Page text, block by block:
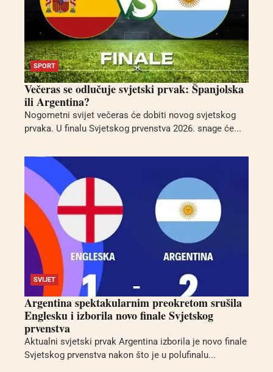
SPORT
Večeras se odlučuje svjetski prvak: Španjolska
ili Argentina?
Nogometni svijet večeras će dobiti novog svjetskog
prvaka. U finalu Svjetskog prvenstva 2026. snage će...
SVIJET
Argentina spektakularnim preokretom srušila
Englesku i izborila novo finale Svjetskog
prvenstva
Aktualni svjetski prvak Argentina izborila je novo finale
Svjetskog prvenstva nakon što je u polufinalu...